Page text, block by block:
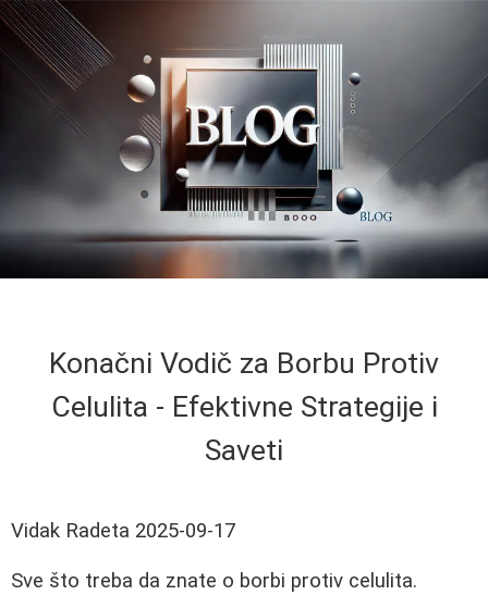
Konačni Vodič za Borbu Protiv
Celulita - Efektivne Strategije i
Saveti
Vidak Radeta 2025-09-17
Sve što treba da znate o borbi protiv celulita.